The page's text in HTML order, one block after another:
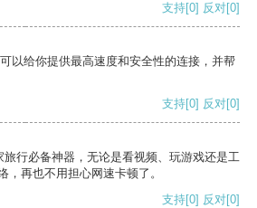
支持[0] 反对[0]
以给你提供最高速度和安全性的连接，并帮
支持[0] 反对[0]
行必备神器，无论是看视频、玩游戏还是工
，再也不用担心网速卡顿了。
支持[0] 反对[0]